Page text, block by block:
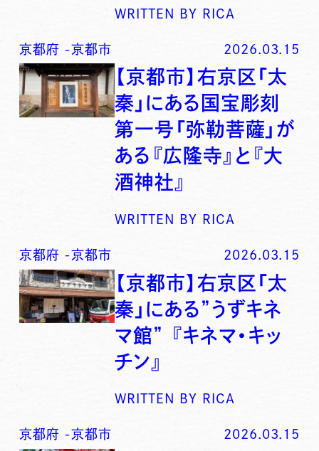
WRITTEN BY RICA
京都府 -京都市 2026.03.15
【京都市】右京区「太
秦」にある国宝彫刻
第一号「弥勒菩薩」が
ある『広隆寺』と『大
酒神社』
WRITTEN BY RICA
京都府 -京都市 2026.03.15
【京都市】右京区「太
秦」にある”うずキネ
マ館” 『キネマ・キッ
チン』
WRITTEN BY RICA
京都府 -京都市 2026.03.15